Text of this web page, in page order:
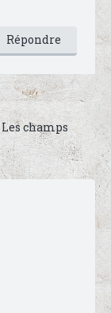
Répondre
Les champs